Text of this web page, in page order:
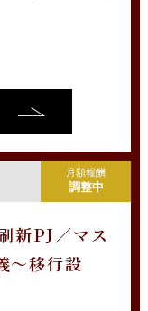
月額報酬
調整中
新PJ／マス
～移行設